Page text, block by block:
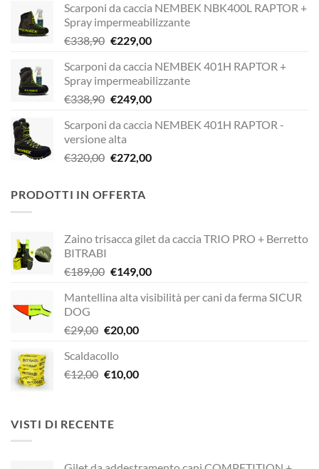
Scarponi da caccia NEMBEK NBK400L RAPTOR +
Spray impermeabilizzante
€338,90 Il
originale
era:
€338,90.
€229,00Il
attuale
è:
€229,00.
Scarponi da caccia NEMBEK 401H RAPTOR +
Spray impermeabilizzante
€338,90 Il
originale
era:
€338,90.
€249,00Il
attuale
€249,00.
Scarponi da caccia NEMBEK 401H RAPTOR -
versione alta
€320,00 Il
era:
€272,00Il
PRODOTTI IN OFFERTA
Zaino trisacca gilet da caccia TRIO PRO + Berretto
BITRABI
€189,00 Il
originale
€189,00.
€149,00Il
attuale
Mantellina alta visibilità per cani da ferma SICUR
DOG
€29,00 Il
originale
era:
€20,00Il
è:
Scaldacollo
€12,00 Il
era:
€12,00.
€10,00Il
VISTI DI RECENTE